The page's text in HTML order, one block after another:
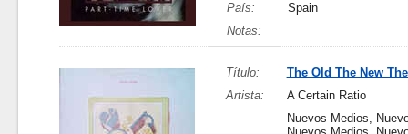
País:
Spain
Notas:
Título:
The Old The New
Artista:
A Certain Ratio
Nuevos Medios,